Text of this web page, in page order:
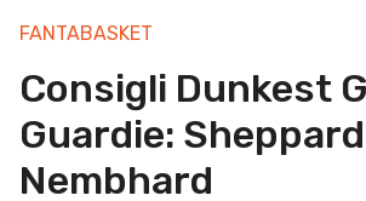
FANTABASKET
Consigli Dunkest
Guardie:
Nembhard